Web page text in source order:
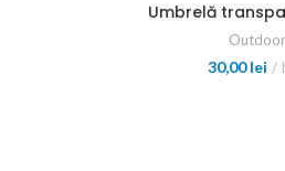
Umbrelă
Outdoor
30,00lei